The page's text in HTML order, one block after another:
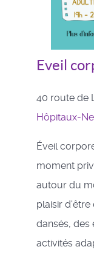
Eveil
40 route de
Hôpitaux-
Éveil
moment
autour du
plaisir d'être
dansés, des
activités